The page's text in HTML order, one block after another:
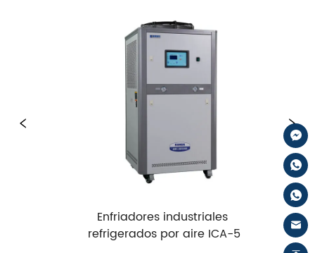
Enfriadores industriales
refrigerados por aire ICA-5
Enfriadores
refrigerados